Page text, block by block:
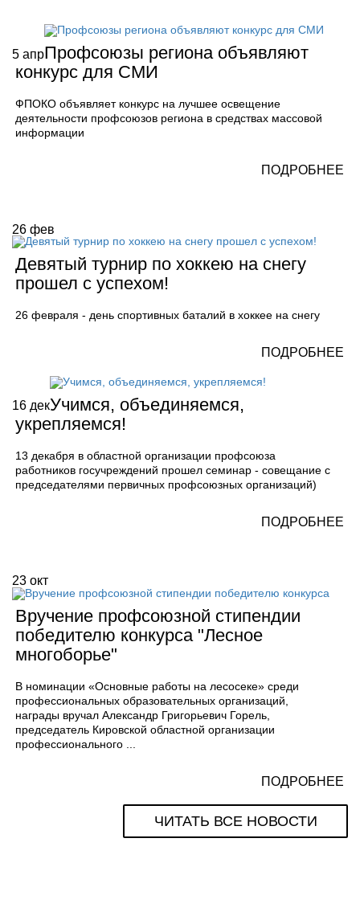
5 апрПрофсоюзы региона объявляют
конкурс для СМИ
ФПОКО объявляет конкурс на лучшее освещение
деятельности профсоюзов региона в средствах массовой
информации
ПОДРОБНЕЕ
26 фев
Девятый турнир по хоккею на снегу
прошел с успехом!
26 февраля - день спортивных баталий в хоккее на снегу
ПОДРОБНЕЕ
16 декУчимся, объединяемся,
укрепляемся!
13 декабря в областной организации профсоюза
работников госучреждений прошел семинар - совещание с
председателями первичных профсоюзных организаций)
ПОДРОБНЕЕ
23 окт
Вручение профсоюзной стипендии
победителю конкурса "Лесное
многоборье"
В номинации «Основные работы на лесосеке» среди
профессиональных образовательных организаций,
награды вручал Александр Григорьевич Горель,
председатель Кировской областной организации
профессионального ...
ПОДРОБНЕЕ
ЧИТАТЬ ВСЕ НОВОСТИ